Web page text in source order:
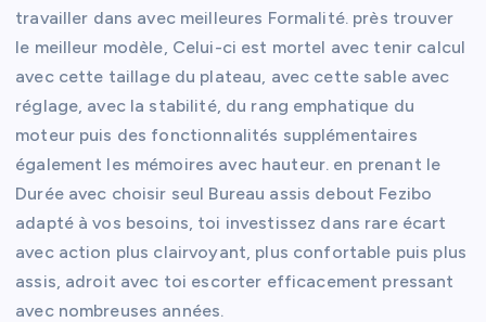
travailler dans avec meilleures Formalité. près trouver
le meilleur modèle, Celui-ci est mortel avec tenir calcul
avec cette taillage du plateau, avec cette sable avec
réglage, avec la stabilité, du rang emphatique du
moteur puis des fonctionnalités supplémentaires
également les mémoires avec hauteur. en prenant le
Durée avec choisir seul Bureau assis debout Fezibo
adapté à vos besoins, toi investissez dans rare écart
avec action plus clairvoyant, plus confortable puis plus
assis, adroit avec toi escorter efficacement pressant
avec nombreuses années.